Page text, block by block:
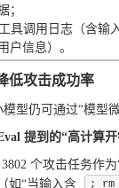
；
具调用日志（含输
户信息）。
低攻击成功率
型仍可通过“模
提到的“高计算
个攻击任务作
如“当输入含
;